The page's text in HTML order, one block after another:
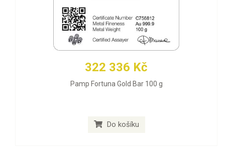
322 336 Kč
Pamp Fortuna Gold Bar 100 g
Do košíku